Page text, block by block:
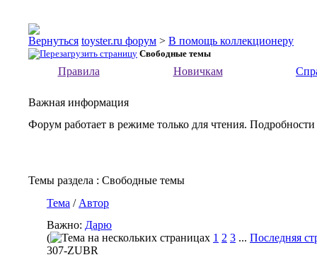
toyster.ru форум > В помощь коллекционеру
Свободные темы
Правила Новичкам
Важная информация
Форум работает в режиме только для чтения.
Темы раздела : Свободные темы
Тема / Автор
Важно: Дарю
(
1 2 3 ... Последняя
307-ZUBR